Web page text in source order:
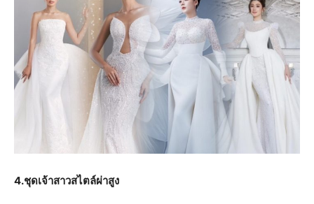
4.ชุดเจ้าสาวสไตล์ผ่าสูง